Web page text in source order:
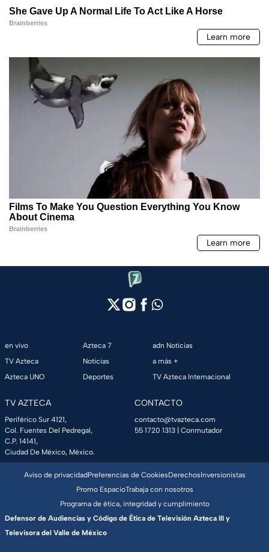
en vivo
TV Azteca
Azteca UNO
Azteca 7
Noticias
Deportes
adn Noticias
a más +
TV Azteca Internacional
TV AZTECA
Periférico Sur 4121,
Col. Fuentes Del Pedregal,
C.P. 14141,
Ciudad De México, México.
CONTACTO
contacto@tvazteca.com
55 1720 1313 | Conmutador
Aviso de privacidadPreferencias de CookiesDerechosInversionistas
Promo EspacioTrabaja con nosotros
Programa de ética, integridad y cumplimiento
Defensor de Audiencias y Código de Ética de Televisión Azteca III y
Televisora del Valle de México